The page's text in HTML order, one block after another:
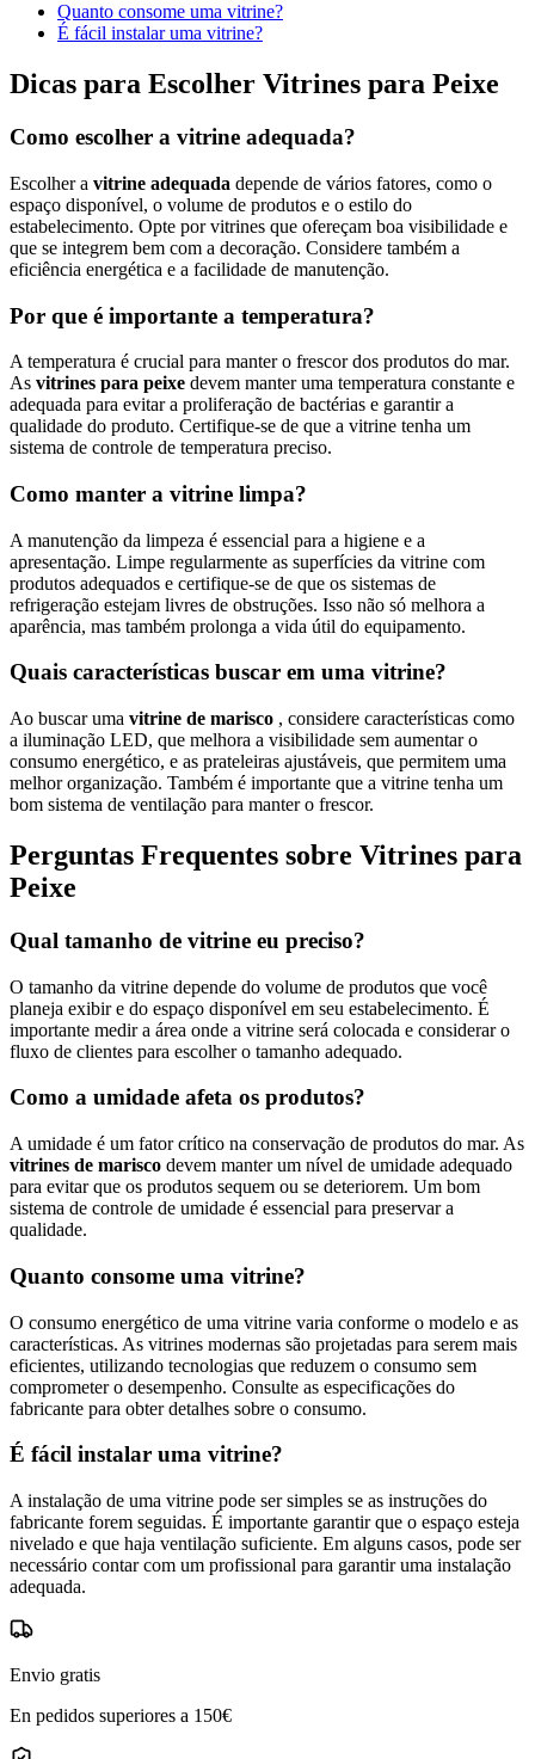
Quanto consome uma vitrine?
É fácil instalar uma vitrine?
Dicas para Escolher Vitrines para Peixe
Como escolher a vitrine adequada?
Escolher a vitrine adequada depende de vários fatores, como o
espaço disponível, o volume de produtos e o estilo do
estabelecimento. Opte por vitrines que ofereçam boa visibilidade e
que se integrem bem com a decoração. Considere também a
eficiência energética e a facilidade de manutenção.
Por que é importante a temperatura?
A temperatura é crucial para manter o frescor dos produtos do mar.
As vitrines para peixe devem manter uma temperatura constante e
adequada para evitar a proliferação de bactérias e garantir a
qualidade do produto. Certifique-se de que a vitrine tenha um
sistema de controle de temperatura preciso.
Como manter a vitrine limpa?
A manutenção da limpeza é essencial para a higiene e a
apresentação. Limpe regularmente as superfícies da vitrine com
produtos adequados e certifique-se de que os sistemas de
refrigeração estejam livres de obstruções. Isso não só melhora a
aparência, mas também prolonga a vida útil do equipamento.
Quais características buscar em uma vitrine?
Ao buscar uma vitrine de marisco , considere características como
a iluminação LED, que melhora a visibilidade sem aumentar o
consumo energético, e as prateleiras ajustáveis, que permitem uma
melhor organização. Também é importante que a vitrine tenha um
bom sistema de ventilação para manter o frescor.
Perguntas Frequentes sobre Vitrines para
Peixe
Qual tamanho de vitrine eu preciso?
O tamanho da vitrine depende do volume de produtos que você
planeja exibir e do espaço disponível em seu estabelecimento. É
importante medir a área onde a vitrine será colocada e considerar o
fluxo de clientes para escolher o tamanho adequado.
Como a umidade afeta os produtos?
A umidade é um fator crítico na conservação de produtos do mar. As
vitrines de marisco devem manter um nível de umidade adequado
para evitar que os produtos sequem ou se deteriorem. Um bom
sistema de controle de umidade é essencial para preservar a
qualidade.
Quanto consome uma vitrine?
O consumo energético de uma vitrine varia conforme o modelo e as
características. As vitrines modernas são projetadas para serem mais
eficientes, utilizando tecnologias que reduzem o consumo sem
comprometer o desempenho. Consulte as especificações do
fabricante para obter detalhes sobre o consumo.
É fácil instalar uma vitrine?
A instalação de uma vitrine pode ser simples se as instruções do
fabricante forem seguidas. É importante garantir que o espaço esteja
nivelado e que haja ventilação suficiente. Em alguns casos, pode ser
necessário contar com um profissional para garantir uma instalação
adequada.
Envio gratis
En pedidos superiores a 150€